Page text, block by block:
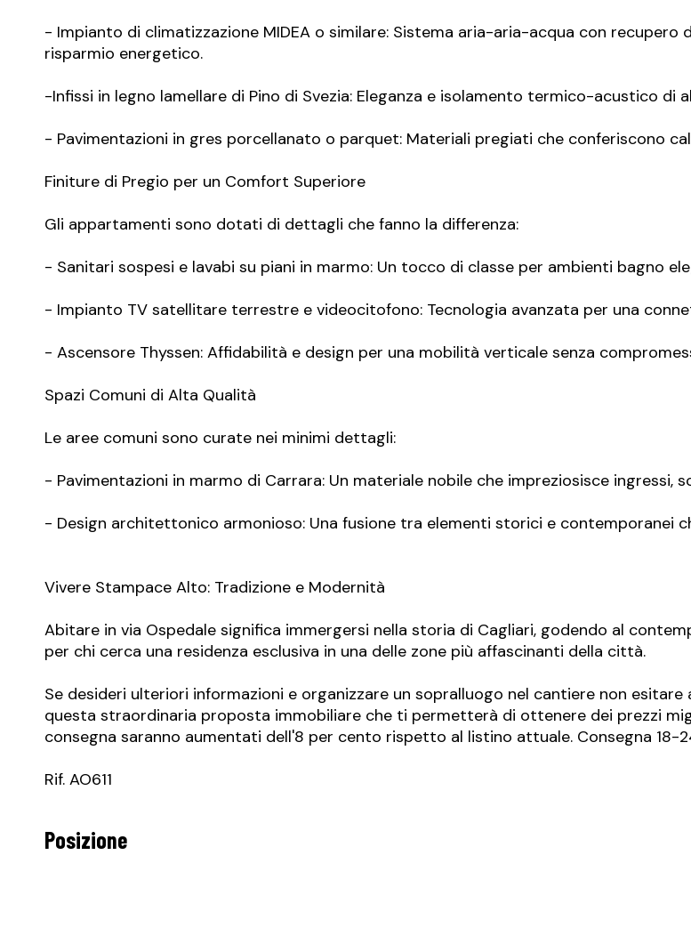
- Impianto di climatizzazione MIDEA o similare: Sistema aria-aria-acqua con
risparmio energetico.
-Infissi in legno lamellare di Pino di Svezia: Eleganza e isolamento termico-acustico di
- Pavimentazioni in gres porcellanato o parquet: Materiali pregiati che conferiscono
Finiture di Pregio per un Comfort Superiore
Gli appartamenti sono dotati di dettagli che fanno la differenza:
- Sanitari sospesi e lavabi su piani in marmo: Un tocco di classe per ambienti bagno
- Impianto TV satellitare terrestre e videocitofono: Tecnologia avanzata per una
- Ascensore Thyssen: Affidabilità e design per una mobilità verticale senza
Spazi Comuni di Alta Qualità
Le aree comuni sono curate nei minimi dettagli:
- Pavimentazioni in marmo di Carrara: Un materiale nobile che impreziosisce ingressi,
- Design architettonico armonioso: Una fusione tra elementi storici e contemporanei
Vivere Stampace Alto: Tradizione e Modernità
Abitare in via Ospedale significa immergersi nella storia di Cagliari, godendo al
per chi cerca una residenza esclusiva in una delle zone più affascinanti della città.
Se desideri ulteriori informazioni e organizzare un sopralluogo nel cantiere non
questa straordinaria proposta immobiliare che ti permetterà di ottenere dei prezzi
consegna saranno aumentati dell'8 per cento rispetto al listino attuale. Consegna 18-
Rif. AO611
Posizione